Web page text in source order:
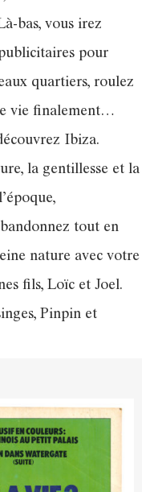
bas, vous irez
pour
quartiers, roulez
vie finalement…
Ibiza.
la gentillesse et la
tout en
nature avec votre
fils, Loïc et Joel.
Pinpin et